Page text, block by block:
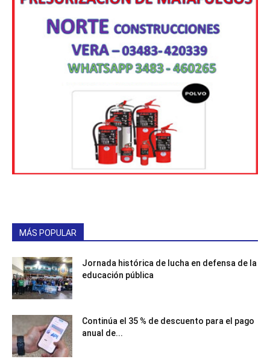
MÁS POPULAR
Jornada histórica de lucha en defensa de la
educación pública
Continúa el 35 % de descuento para el pago
anual de...